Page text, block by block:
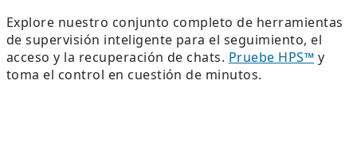
Explore nuestro conjunto completo de herramientas
de supervisión inteligente para el seguimiento, el
acceso y la recuperación de chats. Pruebe HPS™ y
toma el control en cuestión de minutos.